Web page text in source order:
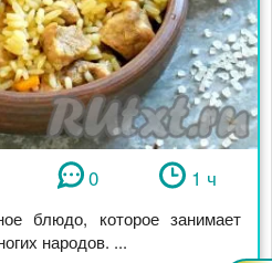
0 1 ч
блюдо, которое занимает
народов. ...